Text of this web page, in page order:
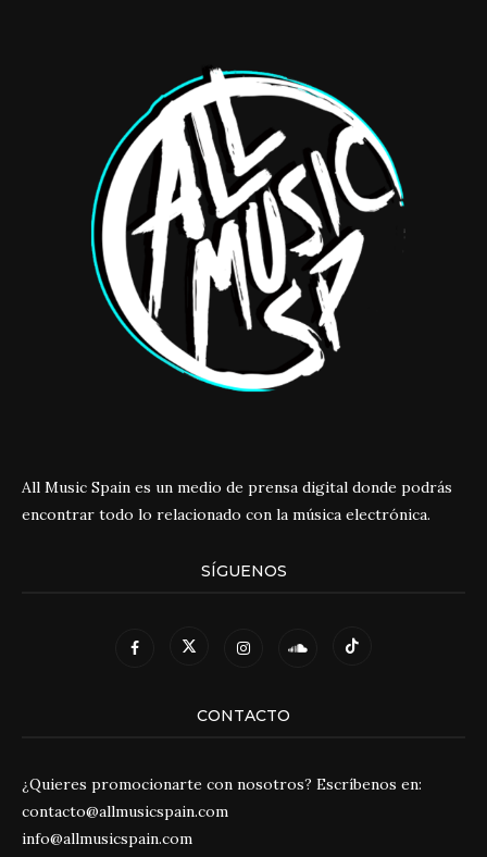
All Music Spain es un medio de prensa digital donde podrás
encontrar todo lo relacionado con la música electrónica.
SÍGUENOS
CONTACTO
¿Quieres promocionarte con nosotros? Escríbenos en:
contacto@allmusicspain.com
info@allmusicspain.com